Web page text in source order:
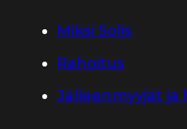
Miksi Solis
Rahoitus
Jälleenmyyjät